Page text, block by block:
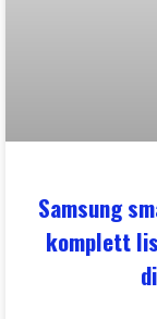
Samsung
komplett